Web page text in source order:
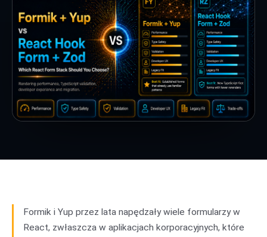
Formik i Yup przez lata napędzały wiele formularzy w
React, zwłaszcza w aplikacjach korporacyjnych, które